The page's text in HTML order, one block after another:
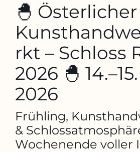
🐣 Österlicher
rkt – Schloss
2026 🐣
2026
Frühling,
&
Wochenende voller